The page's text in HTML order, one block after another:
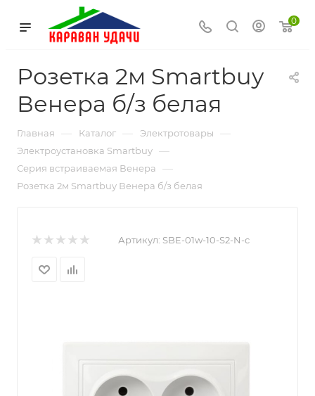
0
Розетка 2м Smartbuy
Венера б/з белая
Главная — Каталог — Электротовары —
Электроустановка Smartbuy —
Серия встраиваемая Венера —
Розетка 2м Smartbuy Венера б/з белая
Артикул: SBE-01w-10-S2-N-c